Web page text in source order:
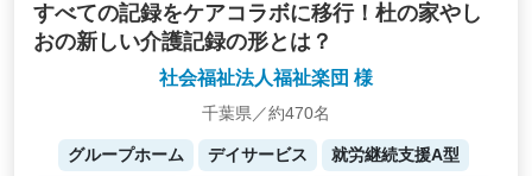
すべての記録をケアコラボに移行！杜の家やし
おの新しい介護記録の形とは？
社会福祉法人福祉楽団 様
千葉県／約470名
グループホーム デイサービス
就労継続支援A型